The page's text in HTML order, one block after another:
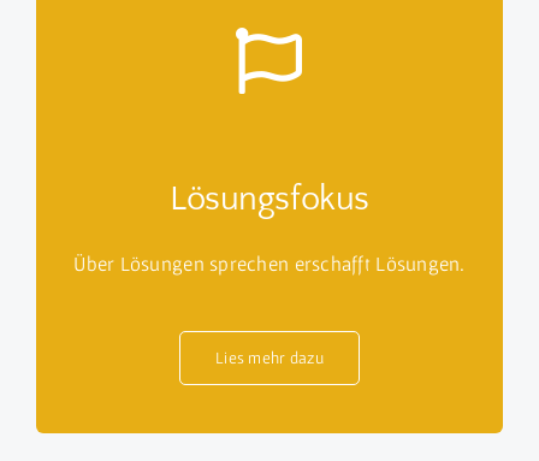
Lösungsfokus
Über Lösungen sprechen erschafft Lösungen.
Lies mehr dazu